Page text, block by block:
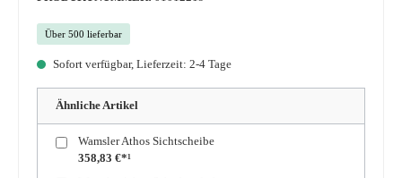
Über 500 lieferbar
Sofort verfügbar, Lieferzeit: 2-4 Tage
Ähnliche Artikel
Wamsler Athos Sichtscheibe
358,83 €*¹